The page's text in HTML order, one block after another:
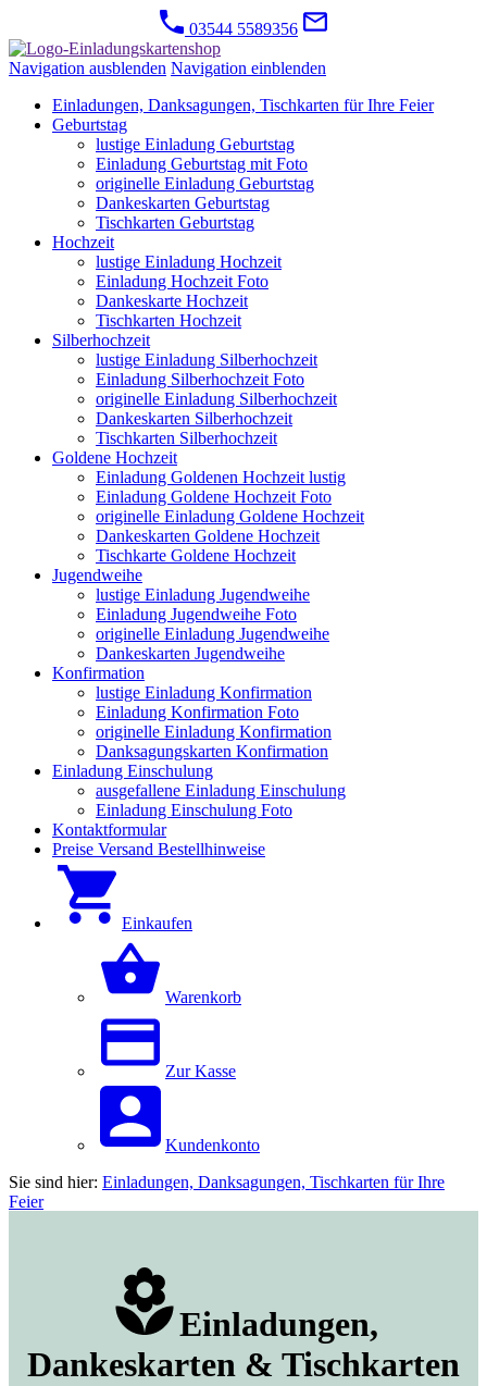
03544 5589356
Navigation ausblenden Navigation einblenden
Einladungen, Danksagungen, Tischkarten für Ihre Feier
Geburtstag
lustige Einladung Geburtstag
Einladung Geburtstag mit Foto
originelle Einladung Geburtstag
Dankeskarten Geburtstag
Tischkarten Geburtstag
Hochzeit
lustige Einladung Hochzeit
Einladung Hochzeit Foto
Dankeskarte Hochzeit
Tischkarten Hochzeit
Silberhochzeit
lustige Einladung Silberhochzeit
Einladung Silberhochzeit Foto
originelle Einladung Silberhochzeit
Dankeskarten Silberhochzeit
Tischkarten Silberhochzeit
Goldene Hochzeit
Einladung Goldenen Hochzeit lustig
Einladung Goldene Hochzeit Foto
originelle Einladung Goldene Hochzeit
Dankeskarten Goldene Hochzeit
Tischkarte Goldene Hochzeit
Jugendweihe
lustige Einladung Jugendweihe
Einladung Jugendweihe Foto
originelle Einladung Jugendweihe
Dankeskarten Jugendweihe
Konfirmation
lustige Einladung Konfirmation
Einladung Konfirmation Foto
originelle Einladung Konfirmation
Danksagungskarten Konfirmation
Einladung Einschulung
ausgefallene Einladung Einschulung
Einladung Einschulung Foto
Kontaktformular
Preise Versand Bestellhinweise
Einkaufen
Warenkorb
Zur Kasse
Kundenkonto
Sie sind hier: Einladungen, Danksagungen, Tischkarten für Ihre
Feier
Einladungen,
Dankeskarten & Tischkarten